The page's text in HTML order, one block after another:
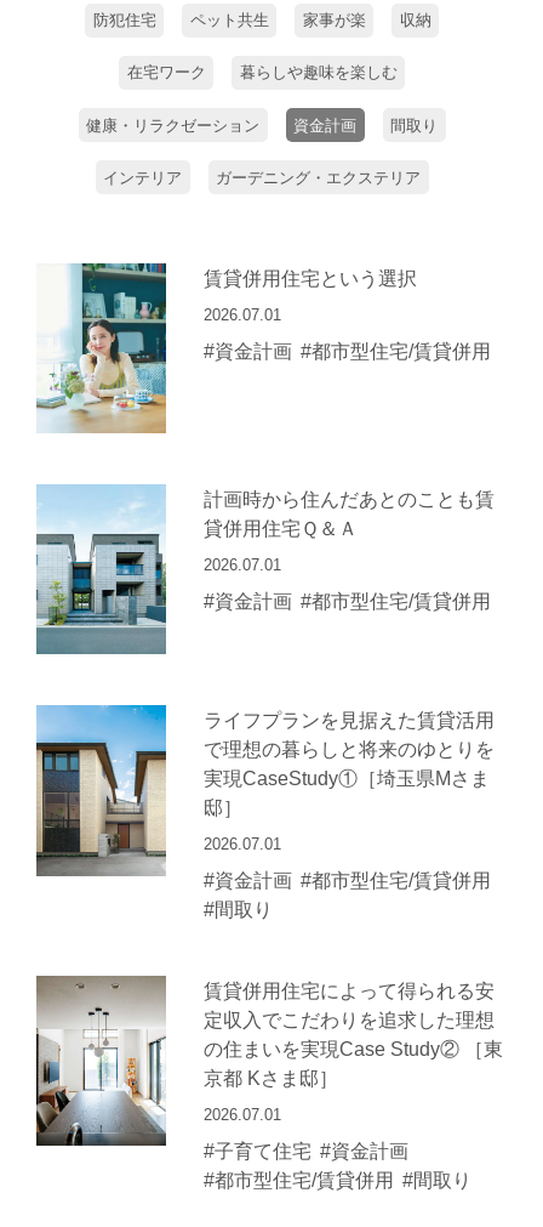
防犯住宅 ペット共生 家事が楽 収納
在宅ワーク 暮らしや趣味を楽しむ
健康・リラクゼーション 資金計画 間取り
インテリア ガーデニング・エクステリア
賃貸併用住宅という選択
2026.07.01
#資金計画 #都市型住宅/賃貸併用
計画時から住んだあとのことも賃
貸併用住宅Ｑ＆Ａ
2026.07.01
#資金計画 #都市型住宅/賃貸併用
ライフプランを見据えた賃貸活用
で理想の暮らしと将来のゆとりを
実現CaseStudy①［埼玉県Mさま
邸］
2026.07.01
#資金計画 #都市型住宅/賃貸併用
#間取り
賃貸併用住宅によって得られる安
定収入でこだわりを追求した理想
の住まいを実現Case Study② ［東
京都 Kさま邸］
2026.07.01
#子育て住宅 #資金計画
#都市型住宅/賃貸併用 #間取り